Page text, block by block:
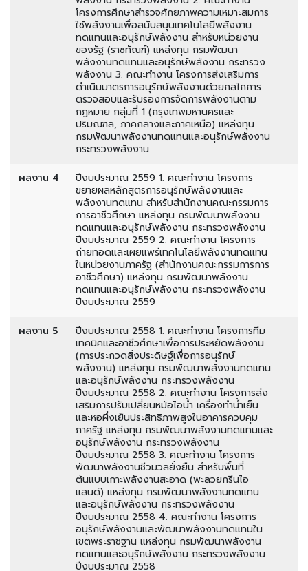
โครงการศึกษาสำรวจศักยภาพความเหมาะสมการ
ใช้พลังงานเพื่อสนับสนุนเทคโนโลยีพลังงาน
ทดแทนและอนุรักษ์พลังงาน สำหรับหน่วยงาน
ของรัฐ (ราชทัณฑ์) แหล่งทุน กรมพัฒนา
พลังงานทดแทนและอนุรักษ์พลังงาน กระทรวง
พลังงาน 3. คณะทำงาน โครงการส่งเสริมการ
ดำเนินมาตรการอนุรักษ์พลังงานด้วยกลไกการ
ตรวจสอบและรับรองการจัดการพลังงานตาม
กฎหมาย กลุ่มที่ 1 (กรุงเทพมหานครและ
ปริมณฑล, ภาคกลางและภาคเหนือ) แหล่งทุน
กรมพัฒนาพลังงานทดแทนและอนุรักษ์พลังงาน
กระทรวงพลังงาน
ผลงาน 4
ปีงบประมาณ 2559 1. คณะทำงาน โครงการ
ขยายผลหลักสูตรการอนุรักษ์พลังงานและ
พลังงานทดแทน สำหรับสำนักงานคณะกรรมการ
การอาชีวศึกษา แหล่งทุน กรมพัฒนาพลังงาน
ทดแทนและอนุรักษ์พลังงาน กระทรวงพลังงาน
ปีงบประมาณ 2559 2. คณะทำงาน โครงการ
ถ่ายทอดและเผยแพร่เทคโนโลยีพลังงานทดแทน
ในหน่วยงานภาครัฐ (สำนักงานคณะกรรมการการ
อาชีวศึกษา) แหล่งทุน กรมพัฒนาพลังงาน
ทดแทนและอนุรักษ์พลังงาน กระทรวงพลังงาน
ปีงบประมาณ 2559
ผลงาน 5
ปีงบประมาณ 2558 1. คณะทำงาน โครงการทีม
เทคนิคและอาชีวศึกษาเพื่อการประหยัดพลังงาน
(การประกวดสิ่งประดิษฐ์เพื่อการอนุรักษ์
พลังงาน) แหล่งทุน กรมพัฒนาพลังงานทดแทน
และอนุรักษ์พลังงาน กระทรวงพลังงาน
ปีงบประมาณ 2558 2. คณะทำงาน โครงการส่ง
เสริมการปรับเปลี่ยนหม้อไอน้ำ เครื่องทำน้ำเย็น
และหอผึ่งเย็นประสิทธิภาพสูงในอาคารควบคุม
ภาครัฐ แหล่งทุน กรมพัฒนาพลังงานทดแทนและ
อนุรักษ์พลังงาน กระทรวงพลังงาน
ปีงบประมาณ 2558 3. คณะทำงาน โครงการ
พัฒนาพลังงานชีวมวลยั่งยืน สำหรับพื้นที่
ต้นแบบเกาะพลังงานสะอาด (พะลวยกรีนไอ
แลนด์) แหล่งทุน กรมพัฒนาพลังงานทดแทน
และอนุรักษ์พลังงาน กระทรวงพลังงาน
ปีงบประมาณ 2558 4. คณะทำงาน โครงการ
อนุรักษ์พลังงานและพัฒนาพลังงานทดแทนใน
เขตพระราชฐาน แหล่งทุน กรมพัฒนาพลังงาน
ทดแทนและอนุรักษ์พลังงาน กระทรวงพลังงาน
ปีงบประมาณ 2558